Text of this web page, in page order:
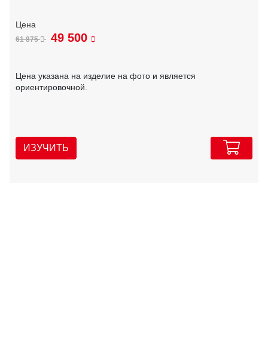
61 875 49 500
Цена указана на изделие на фото и является
ориентировочной.
ИЗУЧИТЬ